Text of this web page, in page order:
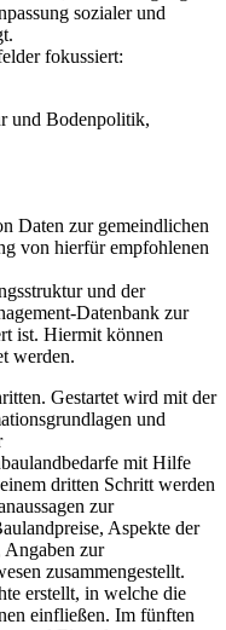
sozialer und
fokussiert:
und Bodenpolitik,
Daten zur gemeindlichen
von hierfür empfohlenen
und der
Datenbank zur
ist. Hiermit können
werden.
Gestartet wird mit der
und
mit Hilfe
dritten Schritt werden
zur
Aspekte der
Angaben zur
zusammengestellt.
erstellt, in welche die
einfließen. Im fünften